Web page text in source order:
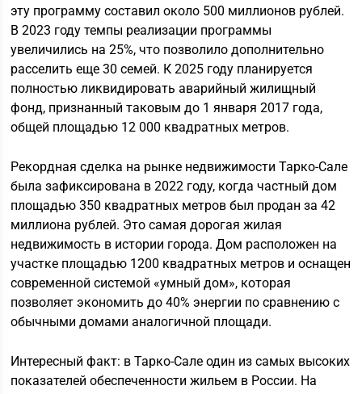
эту программу составил около 500 миллионов рублей.
В 2023 году темпы реализации программы
увеличились на 25%, что позволило дополнительно
расселить еще 30 семей. К 2025 году планируется
полностью ликвидировать аварийный жилищный
фонд, признанный таковым до 1 января 2017 года,
общей площадью 12 000 квадратных метров.
Рекордная сделка на рынке недвижимости Тарко-Сале
была зафиксирована в 2022 году, когда частный дом
площадью 350 квадратных метров был продан за 42
миллиона рублей. Это самая дорогая жилая
недвижимость в истории города. Дом расположен на
участке площадью 1200 квадратных метров и оснащен
современной системой «умный дом», которая
позволяет экономить до 40% энергии по сравнению с
обычными домами аналогичной площади.
Интересный факт: в Тарко-Сале один из самых высоких
показателей обеспеченности жильем в России. На